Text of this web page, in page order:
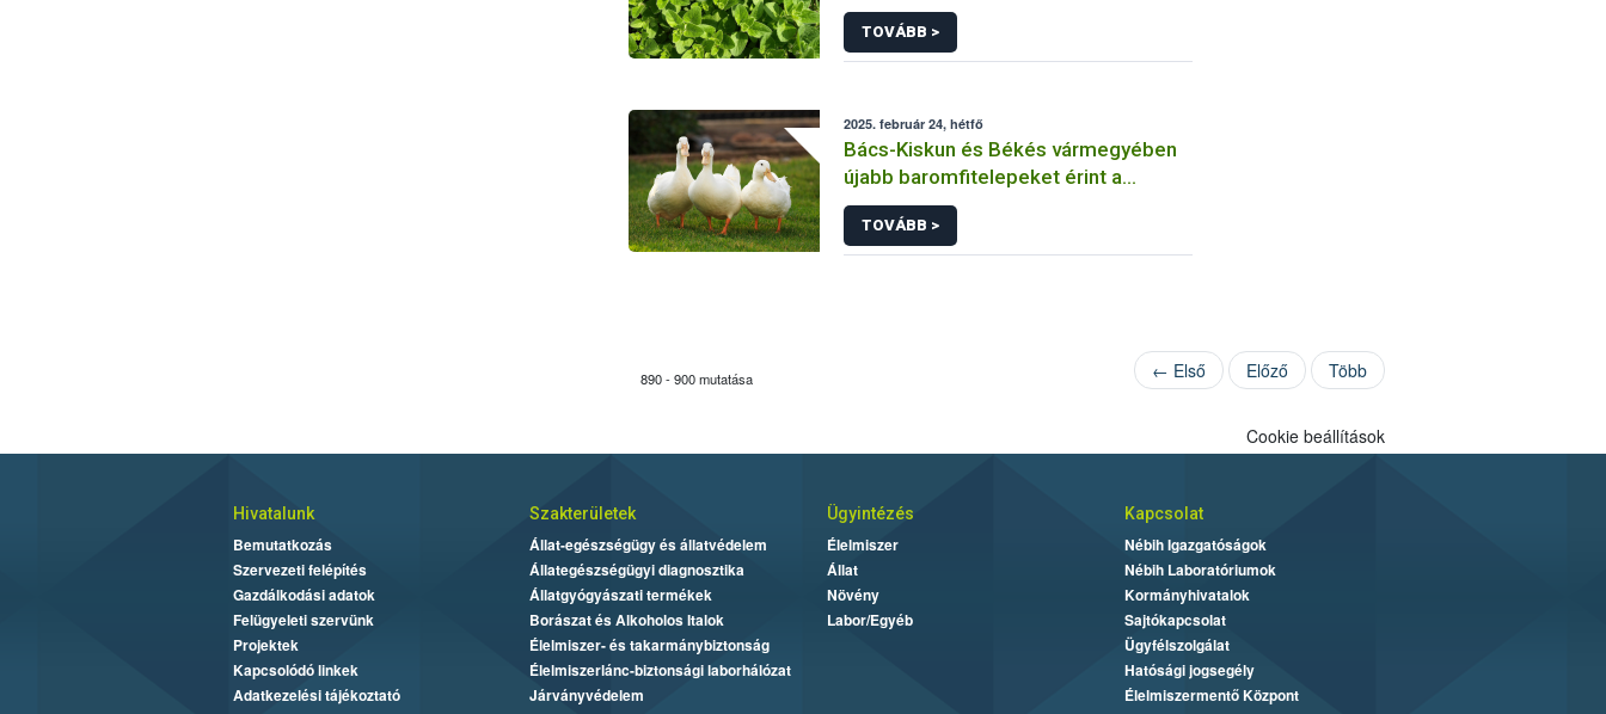
TOVÁBB >
2025. február 24, hétfő
Bács-Kiskun és Békés vármegyében
újabb baromfitelepeket érint a
madárinfluenza
TOVÁBB >
890 - 900 mutatása ← Első Előző Több
Cookie beállítások
Hivatalunk
Bemutatkozás
Szervezeti felépítés
Gazdálkodási adatok
Felügyeleti szervünk
Projektek
Kapcsolódó linkek
Adatkezelési tájékoztató
Szakterületek
Állat-egészségügy és állatvédelem
Állategészségügyi diagnosztika
Állatgyógyászati termékek
Borászat és Alkoholos Italok
Élelmiszer- és takarmánybiztonság
Élelmiszerlánc-biztonsági laborhálózat
Járványvédelem
Ügyintézés
Élelmiszer
Állat
Növény
Labor/Egyéb
Kapcsolat
Nébih Igazgatóságok
Nébih Laboratóriumok
Kormányhivatalok
Sajtókapcsolat
Ügyfélszolgálat
Hatósági jogsegély
Élelmiszermentő Központ